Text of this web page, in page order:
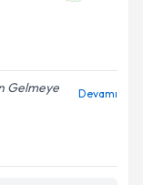
Gelmeye
Devamı